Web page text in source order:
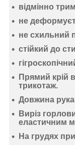
відмінно
не
не схильний
стійкий до
Прямий крій
трикотаж.
Довжина
Виріз
еластичним
На грудях